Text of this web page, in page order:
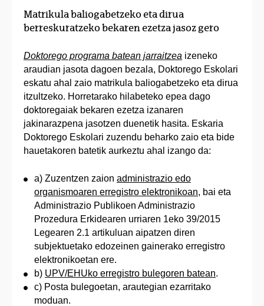
Matrikula baliogabetzeko eta dirua
berreskuratzeko bekaren ezetza jasoz gero
Doktorego programa batean jarraitzea izeneko
araudian jasota dagoen bezala, Doktorego Eskolari
eskatu ahal zaio matrikula baliogabetzeko eta dirua
itzultzeko. Horretarako hilabeteko epea dago
doktoregaiak bekaren ezetza izanaren
jakinarazpena jasotzen duenetik hasita. Eskaria
Doktorego Eskolari zuzendu beharko zaio eta bide
hauetakoren batetik aurkeztu ahal izango da:
a) Zuzentzen zaion administrazio edo
organismoaren erregistro elektronikoan, bai eta
Administrazio Publikoen Administrazio
Prozedura Erkidearen urriaren 1eko 39/2015
Legearen 2.1 artikuluan aipatzen diren
subjektuetako edozeinen gainerako erregistro
elektronikoetan ere.
b) UPV/EHUko erregistro bulegoren batean.
c) Posta bulegoetan, arautegian ezarritako
moduan.